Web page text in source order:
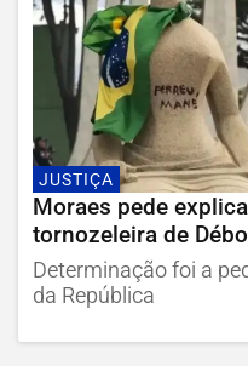
JUSTIÇA
Moraes pede
tornozeleira de
Determinação foi a
da República